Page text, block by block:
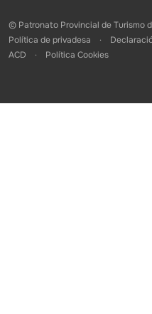
© Patronato Provincial de Turismo
Política de privadesa
ACD
Política Cookies